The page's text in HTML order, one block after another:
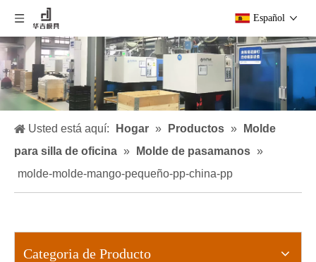
Español
Usted está aquí: Hogar » Productos »
Molde
para silla de oficina » Molde de pasamanos »
molde-molde-mango-pequeño-pp-china-pp
Categoria de Producto